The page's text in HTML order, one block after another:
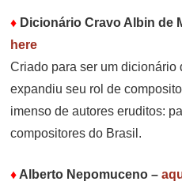
♦ Dicionário Cravo Albin de
here
Criado para ser um dicionário
expandiu seu rol de
imenso de autores eruditos:
compositores do Brasil.
♦ Alberto Nepomuceno –